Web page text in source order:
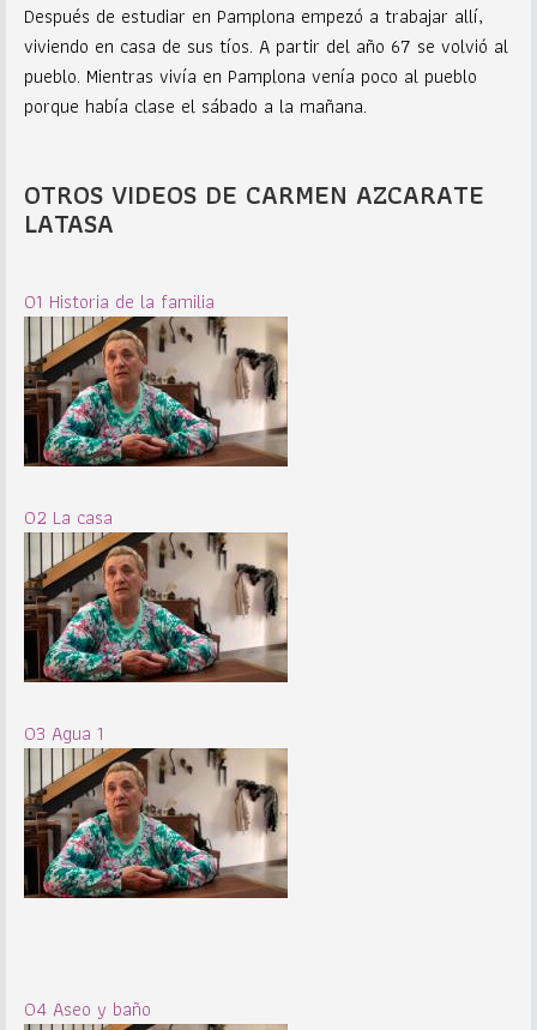
Después de estudiar en Pamplona empezó a trabajar allí,
viviendo en casa de sus tíos. A partir del año 67 se volvió al
pueblo. Mientras vivía en Pamplona venía poco al pueblo
porque había clase el sábado a la mañana.
OTROS VIDEOS DE CARMEN AZCARATE
LATASA
01 Historia de la familia
02 La casa
03 Agua 1
04 Aseo y baño